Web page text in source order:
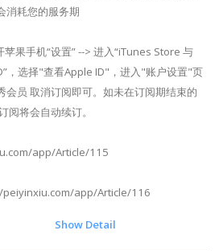
消耗您的服务期
果手机“设置” --> 进入“iTunes Store 与
，选择"查看Apple ID"，进入"账户设置"页
会员 取消订阅即可。如未在订阅期结束的
将会自动续订。
app/Article/115
peiyinxiu.com/app/Article/116
Show Detail